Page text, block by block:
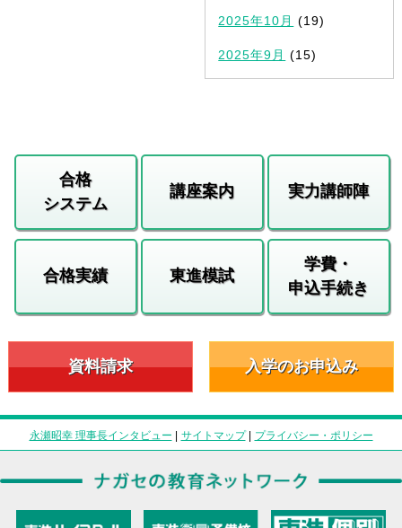
2025年10月 (19)
2025年9月 (15)
合格
システム
講座案内 実力講師陣
合格実績 東進模試
学費・
申込手続き
資料請求 入学のお申込み
永瀬昭幸 理事長インタビュー | サイトマップ| プライバシー・ポリシー